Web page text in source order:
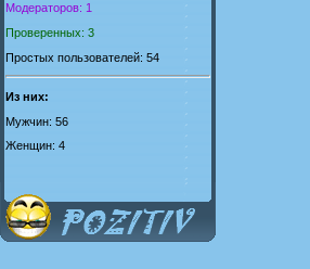
Модераторов: 1
Проверенных: 3
Простых пользователей: 54
Из них:
Мужчин: 56
Женщин: 4